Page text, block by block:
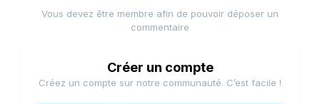
Vous devez être membre afin de pouvoir déposer un
commentaire
Créer un compte
Créez un compte sur notre communauté. C’est facile !